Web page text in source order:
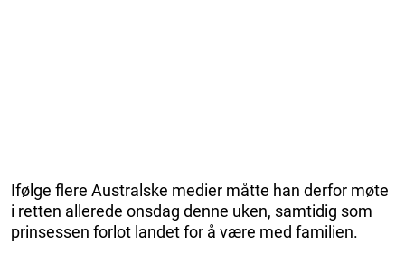
Ifølge flere Australske medier måtte han derfor møte
i retten allerede onsdag denne uken, samtidig som
prinsessen forlot landet for å være med familien.